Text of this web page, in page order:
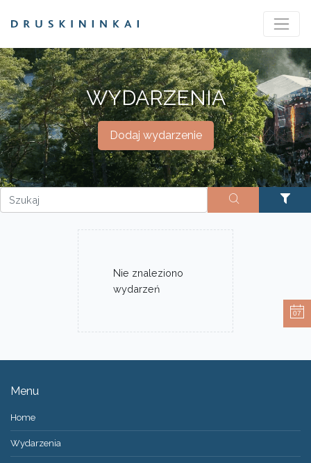
WYDARZENIA
Dodaj wydarzenie
Nie znaleziono
wydarzeń
Menu
Home
Wydarzenia
07